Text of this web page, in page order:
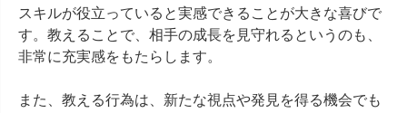
スキルが役立っていると実感できることが大きな喜びで
す。教えることで、相手の成長を見守れるというのも、
非常に充実感をもたらします。
また、教える行為は、新たな視点や発見を得る機会でも